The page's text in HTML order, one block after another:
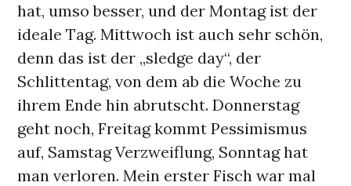
hat, umso besser, und der Montag ist der
ideale Tag. Mittwoch ist auch sehr schön,
denn das ist der „sledge day“, der
Schlittentag, von dem ab die Woche zu
ihrem Ende hin abrutscht. Donnerstag
geht noch, Freitag kommt Pessimismus
auf, Samstag Verzweiflung, Sonntag hat
man verloren. Mein erster Fisch war mal